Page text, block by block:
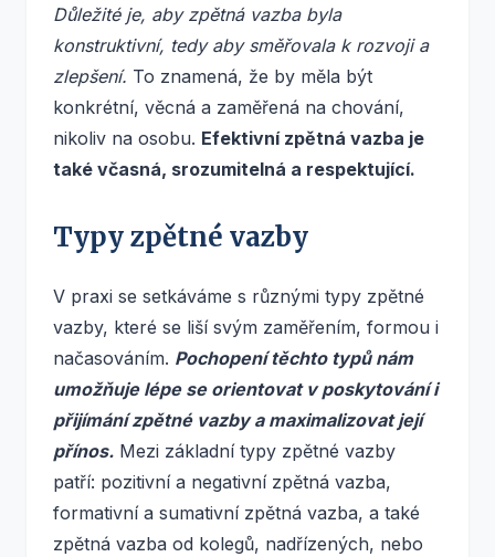
Důležité je, aby zpětná vazba byla
konstruktivní, tedy aby směřovala k rozvoji a
zlepšení. To znamená, že by měla být
konkrétní, věcná a zaměřená na chování,
nikoliv na osobu. Efektivní zpětná vazba je
také včasná, srozumitelná a respektující.
Typy zpětné vazby
V praxi se setkáváme s různými typy zpětné
vazby, které se liší svým zaměřením, formou i
načasováním. Pochopení těchto typů nám
umožňuje lépe se orientovat v poskytování i
přijímání zpětné vazby a maximalizovat její
přínos. Mezi základní typy zpětné vazby
patří: pozitivní a negativní zpětná vazba,
formativní a sumativní zpětná vazba, a také
zpětná vazba od kolegů, nadřízených, nebo